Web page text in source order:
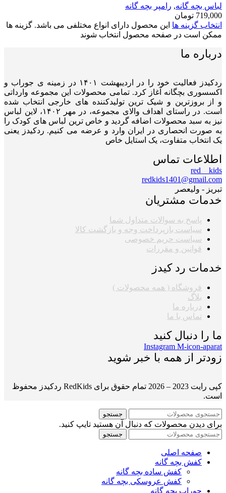
لباس بچه گانه, رامپر بچه گانه
719,000 تومان
انتخاب گزینه ها این محصول دارای انواع مختلفی می باشد. گزینه ها
ممکن است در صفحه محصول انتخاب شوند
درباره ما
ردکیدز فعالیت خود را در اردیبهشت ۱۴۰۱ در زمینه ی جوراب و
اکسسوری بچگانه آغاز کرد. تمامی محصولات این مجموعه وارداتی
و از بروزترین و شیک ترین تولیدکننده های خارجی انتخاب شده
است. در راستای اهداف والای مجموعه، در مهر ۱۴۰۲، لاین لباس
نیز به سبد محصولات اضافه گردید و خاص ترین لباس های کودک را
به صورت انحصاری در ایران وارد و عرضه می کنیم. ردکیدز یعنی
یک انتخاب متفاوت، یک استایل خاص
اطلاعات تماس
red__kids
redkids1401@gmail.com
تبریز - ولیعصر
خدمات مشتریان
پاسخ به سوالات متداول شما
سیاست بازپرداخت وجه و بازگشت کالا
سیاست حریم خصوصی
قوانین و مقررات
خدمات رد کیدز
فروشگاه ( همه محصولات )
بلاگ
درباره ما
تماس با ما
ما را دنبال کنید
Instagram M-icon-aparat
زودتر از همه با خبر شوید
کپی رایت 2023 – 2026 تمام حقوق برای RedKids ردکیدز محفوظ
است.
جستجو
برای دیدن محصولات که دنبال آن هستید تایپ کنید.
جستجو
صفحه اصلی
کفش بچه گانه
کفش ساده بچه گانه
کفش عروسکی بچه گانه
جوراب بچه گانه